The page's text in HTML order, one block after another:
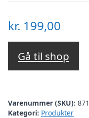
kr. 199,00
Gå til shop
Varenummer (SKU):
Kategori: Produkter